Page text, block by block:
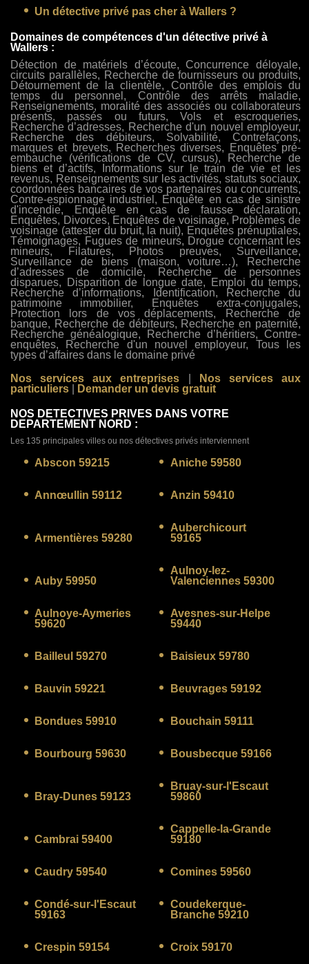
Un détective privé pas cher à Wallers ?
Domaines de compétences d'un détective privé à
Wallers :
Détection de matériels d’écoute, Concurrence déloyale,
circuits parallèles, Recherche de fournisseurs ou produits,
Détournement de la clientèle, Contrôle des emplois du
temps du personnel, Contrôle des arrêts maladie,
Renseignements, moralité des associés ou collaborateurs
présents, passés ou futurs, Vols et escroqueries,
Recherche d’adresses, Recherche d'un nouvel employeur,
Recherche des débiteurs, Solvabilité, Contrefaçons,
marques et brevets, Recherches diverses, Enquêtes pré-
embauche (vérifications de CV, cursus), Recherche de
biens et d’actifs, Informations sur le train de vie et les
revenus, Renseignements sur les activités, statuts sociaux,
coordonnées bancaires de vos partenaires ou concurrents,
Contre-espionnage industriel, Enquête en cas de sinistre
d'incendie, Enquête en cas de fausse déclaration,
Enquêtes, Divorces, Enquêtes de voisinage, Problèmes de
voisinage (attester du bruit, la nuit), Enquêtes prénuptiales,
Témoignages, Fugues de mineurs, Drogue concernant les
mineurs, Filatures, Photos preuves, Surveillance,
Surveillance de biens (maison, voiture…), Recherche
d’adresses de domicile, Recherche de personnes
disparues, Disparition de longue date, Emploi du temps,
Recherche d’informations, Identification, Recherche du
patrimoine immobilier, Enquêtes extra-conjugales,
Protection lors de vos déplacements, Recherche de
banque, Recherche de débiteurs, Recherche en paternité,
Recherche généalogique, Recherche d’héritiers, Contre-
enquêtes, Recherche d'un nouvel employeur, Tous les
types d’affaires dans le domaine privé
Nos services aux entreprises
Nos services aux
particuliers
Demander un devis gratuit
NOS DETECTIVES PRIVES DANS VOTRE
DEPARTEMENT NORD :
Les 135 principales villes ou nos détectives privés interviennent
Abscon 59215 Aniche 59580
Annœullin 59112 Anzin 59410
Armentières 59280
Auberchicourt
59165
Auby 59950
Aulnoy-lez-
Valenciennes 59300
Aulnoye-Aymeries
59620
Avesnes-sur-Helpe
59440
Bailleul 59270 Baisieux 59780
Bauvin 59221 Beuvrages 59192
Bondues 59910 Bouchain 59111
Bourbourg 59630 Bousbecque 59166
Bray-Dunes 59123
Bruay-sur-l'Escaut
59860
Cambrai 59400
Cappelle-la-Grande
59180
Caudry 59540 Comines 59560
Condé-sur-l'Escaut
59163
Coudekerque-
Branche 59210
Crespin 59154 Croix 59170